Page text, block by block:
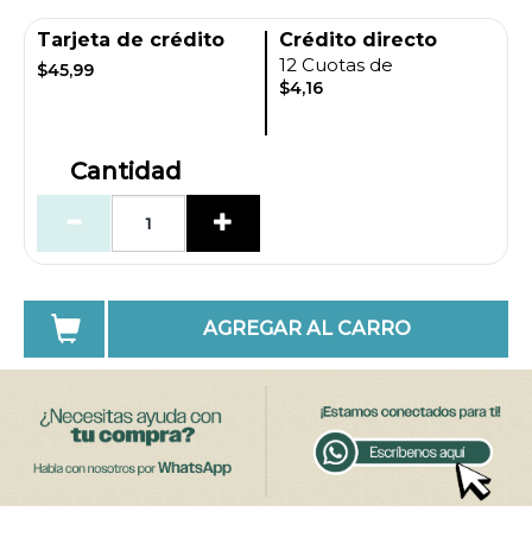
Tarjeta de crédito
$45,99
Crédito directo
12 Cuotas de
$4,16
Cantidad
AGREGAR AL CARRO